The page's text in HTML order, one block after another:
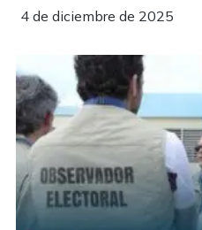
4 de diciembre de 2025